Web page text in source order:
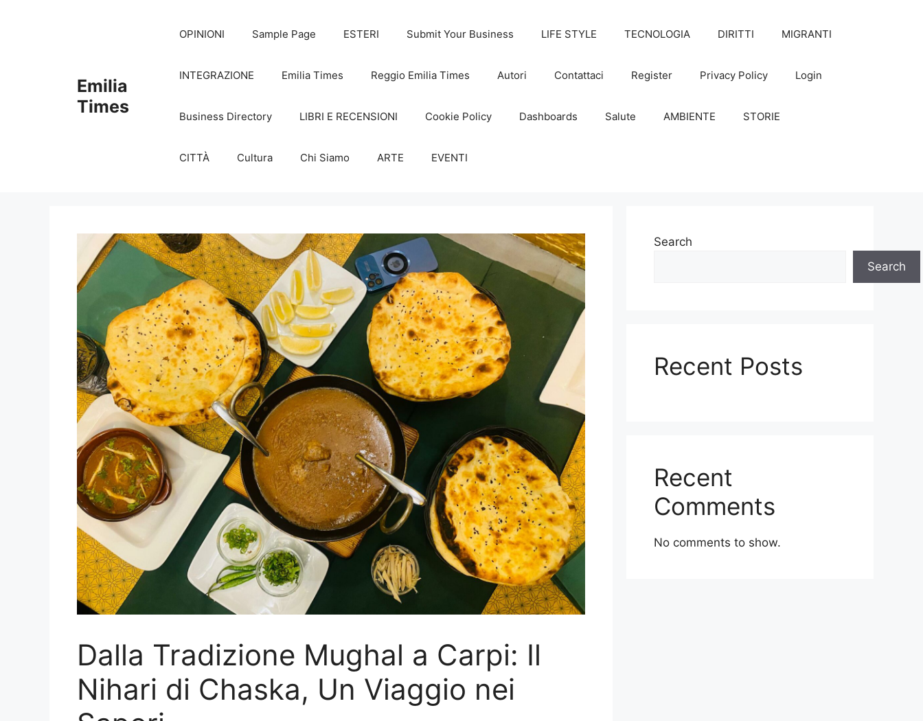
Emilia
Times
OPINIONI Sample Page ESTERI Submit Your Business LIFE STYLE TECNOLOGIA DIRITTI MIGRANTI
INTEGRAZIONE Emilia Times Reggio Emilia Times Autori Contattaci Register Privacy Policy Login
Business Directory LIBRI E RECENSIONI Cookie Policy Dashboards Salute AMBIENTE STORIE
CITTÀ Cultura Chi Siamo ARTE EVENTI
Dalla Tradizione Mughal a Carpi: Il
Nihari di Chaska, Un Viaggio nei
Search
Search
Recent Posts
Recent
Comments
No comments to show.